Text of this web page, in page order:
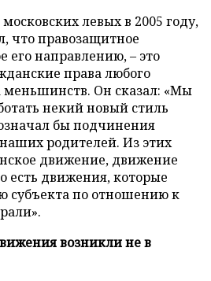
левых в 2005 году,
что правозащитное
его направлению, – это
права любого
меньшинств. Он сказал: «Мы
некий новый стиль
бы подчинения
родителей. Из этих
движение, движение
есть движения, которые
субъекта по отношению к
возникли не в